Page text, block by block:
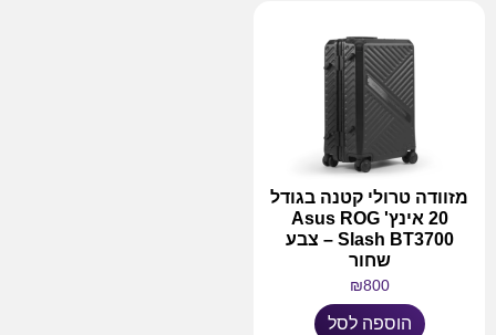
מזוודה טרולי קטנה בגודל
20 אינץ' Asus ROG
Slash BT3700 – צבע
שחור
₪800
הוספה לסל